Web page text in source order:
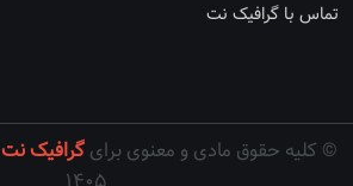
تماس با گرافیک نت
© کلیه حقوق مادی و معنوی برایگرافیک نت